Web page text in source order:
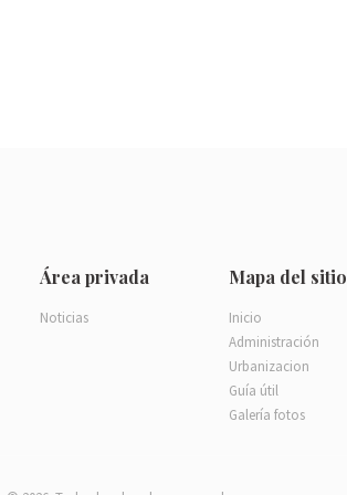
Área privada
Noticias
Mapa del sitio
Inicio
Administración
Urbanizacion
Guía útil
Galería fotos